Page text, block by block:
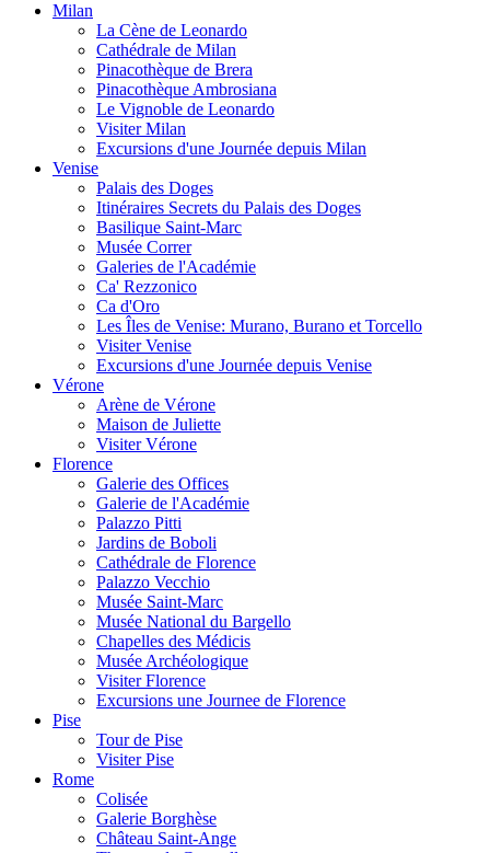
Milan
La Cène de Leonardo
Cathédrale de Milan
Pinacothèque de Brera
Pinacothèque Ambrosiana
Le Vignoble de Leonardo
Visiter Milan
Excursions d'une Journée depuis Milan
Venise
Palais des Doges
Itinéraires Secrets du Palais des Doges
Basilique Saint-Marc
Musée Correr
Galeries de l'Académie
Ca' Rezzonico
Ca d'Oro
Les Îles de Venise: Murano, Burano et Torcello
Visiter Venise
Excursions d'une Journée depuis Venise
Vérone
Arène de Vérone
Maison de Juliette
Visiter Vérone
Florence
Galerie des Offices
Galerie de l'Académie
Palazzo Pitti
Jardins de Boboli
Cathédrale de Florence
Palazzo Vecchio
Musée Saint-Marc
Musée National du Bargello
Chapelles des Médicis
Musée Archéologique
Visiter Florence
Excursions une Journee de Florence
Pise
Tour de Pise
Visiter Pise
Rome
Colisée
Galerie Borghèse
Château Saint-Ange